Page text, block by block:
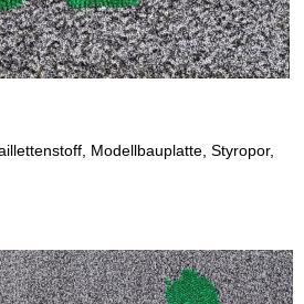
Modellbauplatte, Styropor,